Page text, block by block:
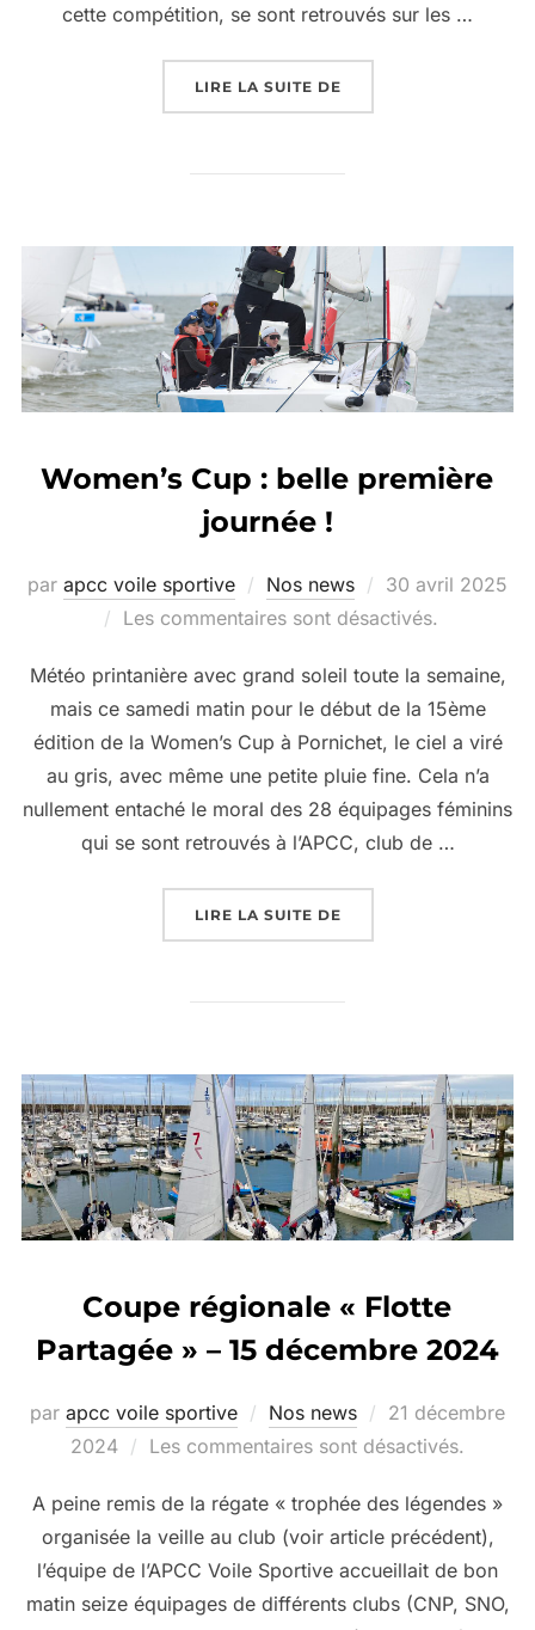
cette compétition, se sont retrouvés sur les …
LIRE LA SUITE DE
Women’s Cup : belle première
journée !
par apcc voile sportive Nos news
30 avril 2025
Les commentaires sont désactivés.
Météo printanière avec grand soleil toute la semaine,
mais ce samedi matin pour le début de la 15ème
édition de la Women’s Cup à Pornichet, le ciel a viré
au gris, avec même une petite pluie fine. Cela n’a
nullement entaché le moral des 28 équipages féminins
qui se sont retrouvés à l’APCC, club de …
LIRE LA SUITE DE
Coupe régionale « Flotte
Partagée » – 15 décembre 2024
par apcc voile sportive Nos news
21 décembre
2024
Les commentaires sont désactivés.
A peine remis de la régate « trophée des légendes »
organisée la veille au club (voir article précédent),
l’équipe de l’APCC Voile Sportive accueillait de bon
matin seize équipages de différents clubs (CNP, SNO,